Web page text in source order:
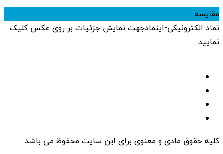
مقایسه
نماد الکترونیکی-اینمادجهت نمایش جزئیات بر روی عکس کلیک
نمایید
کلیه حقوق مادی و معنوی برای این سایت محفوظ می باشد